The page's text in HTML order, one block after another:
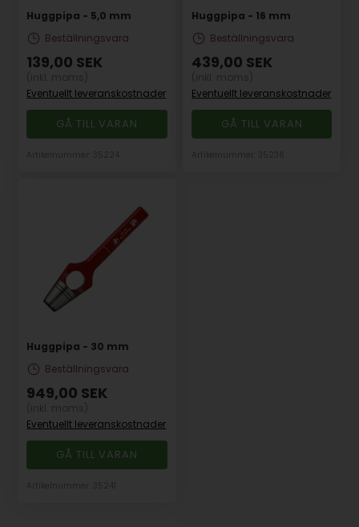
Huggpipa - 5,0 mm
Beställningsvara
139,00 SEK
Eventuellt leveranskostnader
GÅ TILL VARAN
Huggpipa - 16 mm
Beställningsvara
439,00 SEK
Eventuellt leveranskostnader
GÅ TILL VARAN
Huggpipa - 30 mm
Beställningsvara
949,00 SEK
Eventuellt leveranskostnader
GÅ TILL VARAN